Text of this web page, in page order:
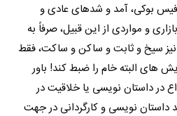
فیس بوکی، آمد و شدهای عادی و
و مواردی از این قبیل، صرفاً به
نیز سیخ و ثابت و ساکن و ساکت، فقط
های البته خام را ضبط کند! باور
در داستان نویسی یا خلاقیت در
داستان نویسی و کارگردانی در جهت